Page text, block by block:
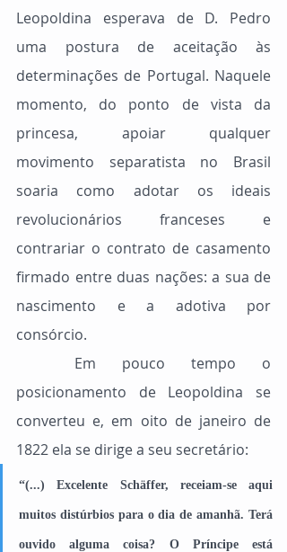
Leopoldina esperava de D. Pedro
uma postura de aceitação às
determinações de Portugal. Naquele
momento, do ponto de vista da
princesa, apoiar qualquer
movimento separatista no Brasil
soaria como adotar os ideais
revolucionários franceses e
contrariar o contrato de casamento
firmado entre duas nações: a sua de
nascimento e a adotiva por
consórcio.
posicionamento de Leopoldina se
converteu e, em oito de janeiro de
1822 ela se dirige a seu secretário:
“(...) Excelente Schäffer, receiam-se aqui
muitos distúrbios para o dia de amanhã. Terá
ouvido alguma coisa? O Príncipe está